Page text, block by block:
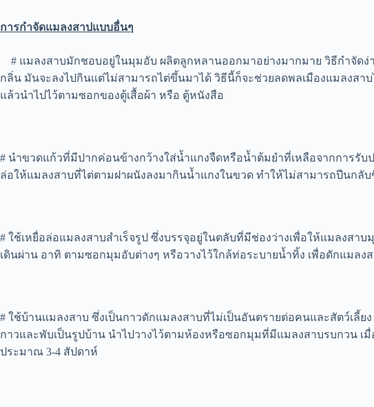
การกำจัดแมลงสาปแบบอื่นๆ
# แมลงสาบมักชอบอยู่ในมุมอับ ผลิตลูกหลานออกมาอย่างมากมาย วิธีกำจัด
กลิ่น มันจะลงไปกินแต่ไม่สามารถไต่ขึ้นมาได้ วิธีนี้ก็จะช่วยลดพลเมืองแมลงสา
แล้วนำไปไว้ตามซอกของตู้เสื้อผ้า หรือ ตู้หนังสือ
# นำขวดแก้วที่มีปากค่อนข้างกว้างใส่น้ำแกงจืดหรือน้ำต้มยำที่เหลือจากการรั
ล่อให้แมลงสาบที่ไต่ตามฝาผนังลงมากินน้ำแกงในขวด ทำให้ไม่สามารถปีนกลั
# ใช้เหยื่อล่อแมลงสาบสำเร็จรูป ซึ่งบรรจุอยู่ในตลับที่มีช่องว่างเพื่อให้แมลงส
เดินผ่าน อาทิ ตามซอกมุมอับต่างๆ หรือวางไว้ใกล้ท่อระบายน้ำทิ้ง เพื่อดักแมล
# ใช้บ้านแมลงสาบ ซึ่งเป็นกาวดักแมลงสาบที่ไม่เป็นอันตรายต่อคนและสัตว์เลี้
กาวและพับเป็นรูปบ้าน นำไปวางไว้ตามห้องหรือซอกมุมที่มีแมลงสาบรบกวน
ประมาณ 3-4 สัปดาห์